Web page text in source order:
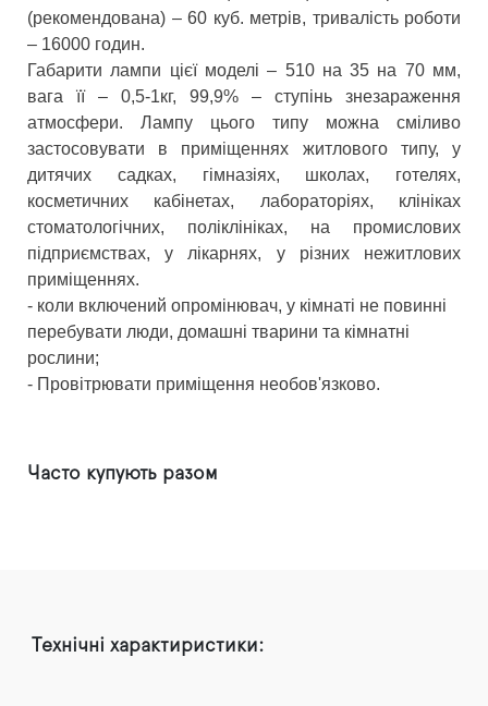
(рекомендована) – 60 куб. метрів, тривалість роботи
– 16000 годин.
Габарити лампи цієї моделі – 510 на 35 на 70 мм,
вага її – 0,5-1кг, 99,9% – ступінь знезараження
атмосфери. Лампу цього типу можна сміливо
застосовувати в приміщеннях житлового типу, у
дитячих садках, гімназіях, школах, готелях,
косметичних кабінетах, лабораторіях, клініках
стоматологічних, поліклініках, на промислових
підприємствах, у лікарнях, у різних нежитлових
приміщеннях.
- коли включений опромінювач, у кімнаті не повинні
перебувати люди, домашні тварини та кімнатні
рослини;
- Провітрювати приміщення необов'язково.
Часто купують разом
Технічні характиристики: